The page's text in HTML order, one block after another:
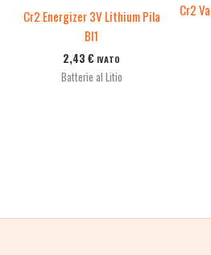
Cr2 Energizer 3V Lithium Pila
Bl1
2,43€ IVATO
Batterie al Litio
Cr2